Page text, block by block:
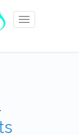
Toggle
navigation